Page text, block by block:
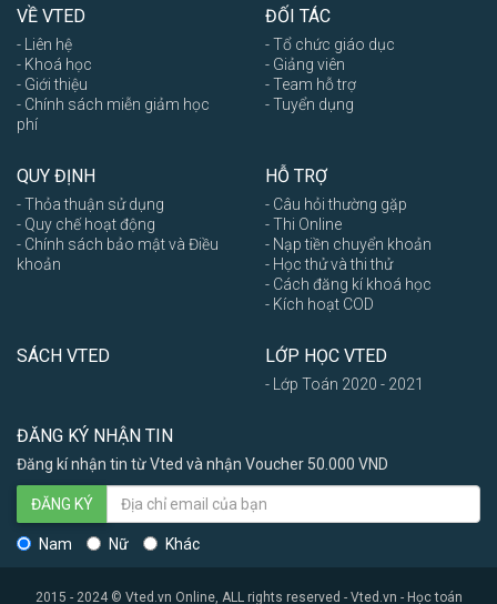
VỀ VTED
- Liên hệ
- Khoá học
- Giới thiệu
- Chính sách miễn giảm học
phí
ĐỐI TÁC
- Tổ chức giáo dục
- Giảng viên
- Team hỗ trợ
- Tuyển dụng
QUY ĐỊNH
- Thỏa thuận sử dụng
- Quy chế hoạt động
- Chính sách bảo mật và Điều
khoản
HỖ TRỢ
- Câu hỏi thường gặp
- Thi Online
- Nạp tiền chuyển khoản
- Học thử và thi thử
- Cách đăng kí khoá học
- Kích hoạt COD
SÁCH VTED LỚP HỌC VTED
- Lớp Toán 2020 - 2021
ĐĂNG KÝ NHẬN TIN
Đăng kí nhận tin từ Vted và nhận Voucher 50.000 VND
ĐĂNG KÝ
Nam Nữ Khác
2015 - 2024 © Vted.vn Online, ALL rights reserved - Vted.vn - Học toán